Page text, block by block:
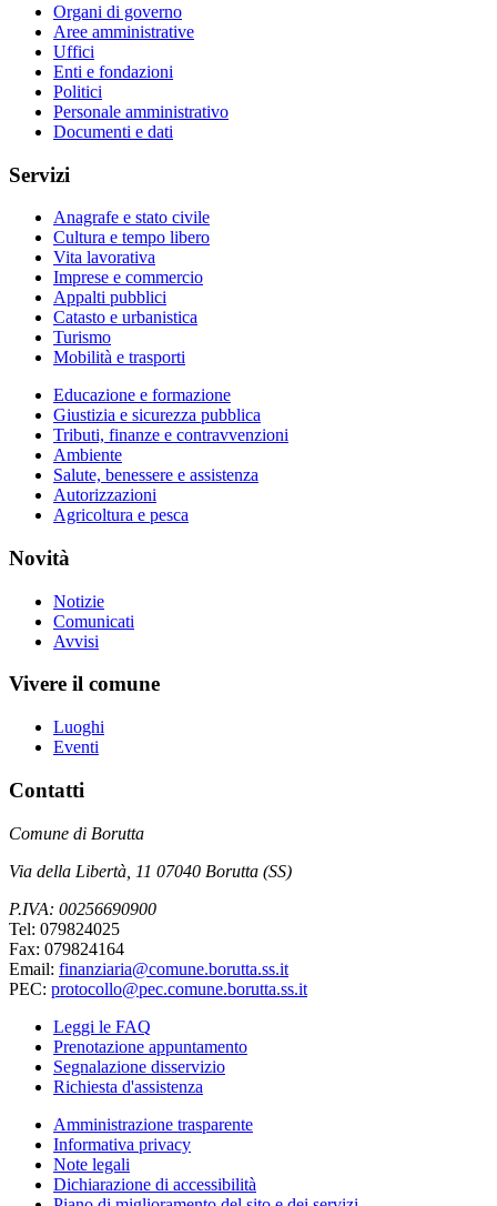
Organi di governo
Aree amministrative
Uffici
Enti e fondazioni
Politici
Personale amministrativo
Documenti e dati
Servizi
Anagrafe e stato civile
Cultura e tempo libero
Vita lavorativa
Imprese e commercio
Appalti pubblici
Catasto e urbanistica
Turismo
Mobilità e trasporti
Educazione e formazione
Giustizia e sicurezza pubblica
Tributi, finanze e contravvenzioni
Ambiente
Salute, benessere e assistenza
Autorizzazioni
Agricoltura e pesca
Novità
Notizie
Comunicati
Avvisi
Vivere il comune
Luoghi
Eventi
Contatti
Comune di Borutta
Via della Libertà, 11 07040 Borutta (SS)
P.IVA: 00256690900
Tel: 079824025
Fax: 079824164
Email: finanziaria@comune.borutta.ss.it
PEC: protocollo@pec.comune.borutta.ss.it
Leggi le FAQ
Prenotazione appuntamento
Segnalazione disservizio
Richiesta d'assistenza
Amministrazione trasparente
Informativa privacy
Note legali
Dichiarazione di accessibilità